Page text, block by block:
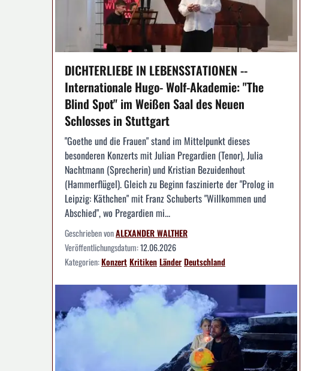
DICHTERLIEBE IN LEBENSSTATIONEN --
Internationale Hugo- Wolf-Akademie: "The
Blind Spot" im Weißen Saal des Neuen
Schlosses in Stuttgart
"Goethe und die Frauen" stand im Mittelpunkt dieses
besonderen Konzerts mit Julian Pregardien (Tenor), Julia
Nachtmann (Sprecherin) und Kristian Bezuidenhout
(Hammerflügel). Gleich zu Beginn faszinierte der "Prolog in
Leipzig: Käthchen" mit Franz Schuberts "Willkommen und
Abschied", wo Pregardien mi...
Geschrieben vonALEXANDER WALTHER
Veröffentlichungsdatum:12.06.2026
Kategorien:KonzertKritikenLänderDeutschland